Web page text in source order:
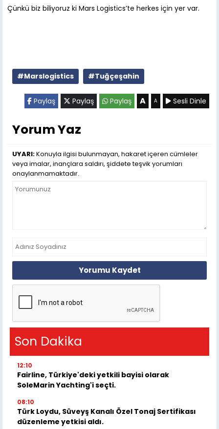
Çünkü biz biliyoruz ki Mars Logistics’te herkes için yer var.
#Marslogistics #Tuğçeşahin
Paylaş Paylaş Paylaş A A Sesli Dinle
Yorum Yaz
UYARI:Konuyla ilgisi bulunmayan, hakaret içeren cümleler
veya imalar, inançlara saldırı, şiddete teşvik yorumları
onaylanmamaktadır.
Yorumu Kaydet
Son Dakika
12:10
Fairline, Türkiye'deki yetkili bayisi olarak
SoleMarin Yachting'i seçti.
08:10
Türk Loydu, Süveyş Kanalı Özel Tonaj Sertifikası
düzenleme yetkisi aldı.